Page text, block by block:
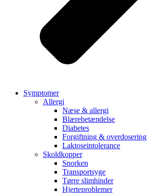
Symptomer
Allergi
Næse & allergi
Blærebetændelse
Diabetes
Forgiftning & overdosering
Laktoseintolerance
Skoldkopper
Snorken
Transportsyge
Tørre slimhinder
Hjerteproblemer